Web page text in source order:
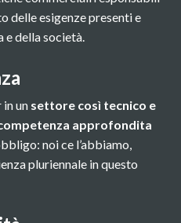
delle esigenze presenti e
della società.
in un settore così tecnico e
approfondita
noi ce l’abbiamo,
pluriennale in questo